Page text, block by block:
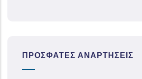
ΠΡΌΣΦΑΤΕΣ ΑΝΑΡΤΉΣΕΙΣ